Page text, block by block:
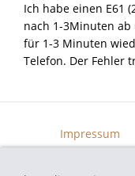
Ich habe einen E61
nach 1-3Minuten
für 1-3 Minuten
Telefon. Der Fehler
Impressum